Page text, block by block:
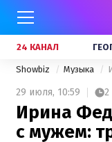
24 КАНАЛ
Showbiz Музыка
29 июля, 10:59 2
Ирина
с мужем: